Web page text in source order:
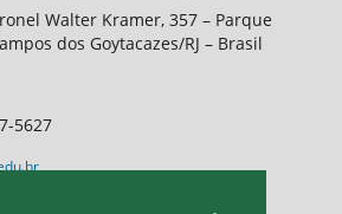
Walter Kramer, 357 – Parque
dos Goytacazes/RJ – Brasil
5627